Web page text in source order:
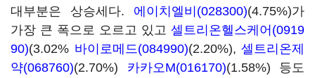
대부분은 상승세다. 에이치엘비(028300)(4.75%)가
가장 큰 폭으로 오르고 있고 셀트리온헬스케어(0919
90)(3.02% 바이로메드(084990)(2.20%), 셀트리온제
약(068760)(2.70%) 카카오M(016170)(1.58%) 등도